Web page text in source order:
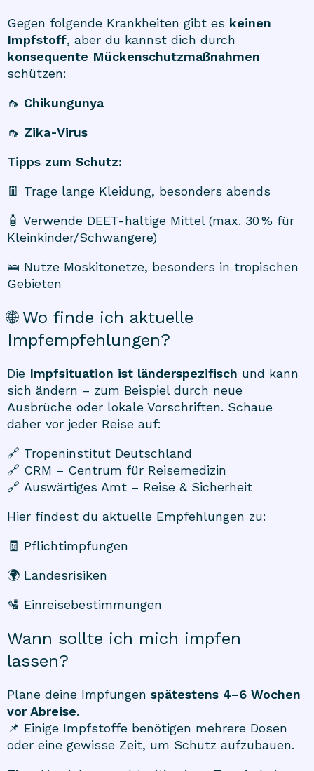
Gegen folgende Krankheiten gibt es keinen
Impfstoff, aber du kannst dich durch
konsequente Mückenschutzmaßnahmen
schützen:
🦟 Chikungunya
🦟 Zika-Virus
Tipps zum Schutz:
👖 Trage lange Kleidung, besonders abends
🧴 Verwende DEET-haltige Mittel (max. 30 % für
Kleinkinder/Schwangere)
🛌 Nutze Moskitonetze, besonders in tropischen
Gebieten
🌐 Wo finde ich aktuelle
Impfempfehlungen?
Die Impfsituation ist länderspezifisch und kann
sich ändern – zum Beispiel durch neue
Ausbrüche oder lokale Vorschriften. Schaue
daher vor jeder Reise auf:
🔗 Tropeninstitut Deutschland
🔗 CRM – Centrum für Reisemedizin
🔗 Auswärtiges Amt – Reise & Sicherheit
Hier findest du aktuelle Empfehlungen zu:
🧾 Pflichtimpfungen
🌍 Landesrisiken
🛂 Einreisebestimmungen
Wann sollte ich mich impfen
lassen?
Plane deine Impfungen spätestens 4–6 Wochen
vor Abreise.
📌 Einige Impfstoffe benötigen mehrere Dosen
oder eine gewisse Zeit, um Schutz aufzubauen.